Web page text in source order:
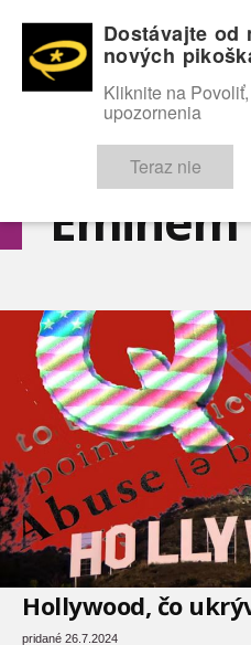
OMG! SEXICE
Eminem
Hollywood, čo
pridané 26.7.2024
Dostávajte od
nových
Kliknite na
upozornenia
Teraz nie